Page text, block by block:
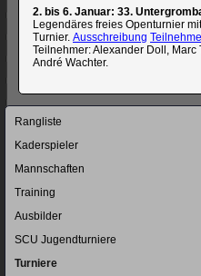
2. bis 6. Januar: 33.
Legendäres freies Openturnier
Turnier. Ausschreibung
Teilnehmer: Alexander Doll,
André Wachter.
Navigation
Rangliste
Kaderspieler
Mannschaften
Training
Ausbilder
SCU Jugendturniere
Turniere